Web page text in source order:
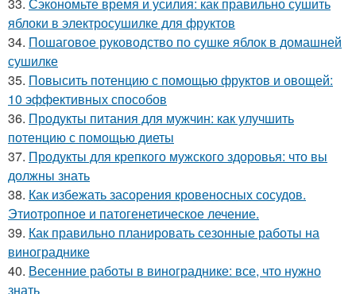
яблоки в электросушилке для фруктов
34. Пошаговое руководство по сушке яблок в домашней
сушилке
35. Повысить потенцию с помощью фруктов и овощей:
10 эффективных способов
36. Продукты питания для мужчин: как улучшить
потенцию с помощью диеты
37. Продукты для крепкого мужского здоровья: что вы
должны знать
38. Как избежать засорения кровеносных сосудов.
Этиотропное и патогенетическое лечение.
39. Как правильно планировать сезонные работы на
винограднике
40. Весенние работы в винограднике: все, что нужно
знать